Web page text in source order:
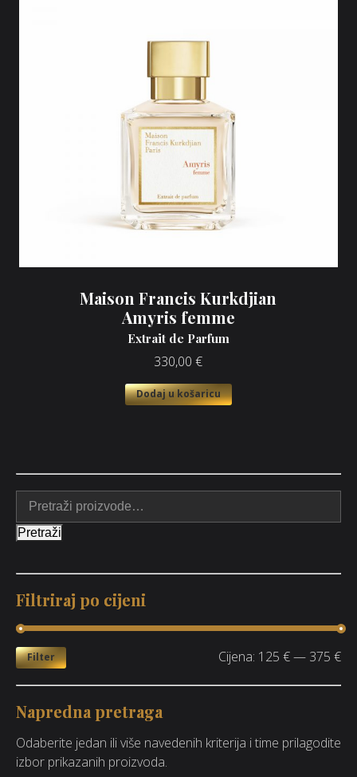
Maison Francis Kurkdjian
Amyris femme
Extrait de Parfum
330,00 €
Dodaj u košaricu
Pretraži
Filtriraj po cijeni
Filter Cijena: 125 €— 375 €
Napredna pretraga
Odaberite jedan ili više navedenih kriterija i time prilagodite
izbor prikazanih proizvoda.